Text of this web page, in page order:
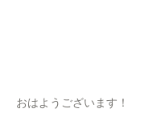
おはようございます！